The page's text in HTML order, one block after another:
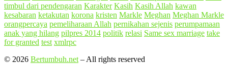
timbul dari pendengaran Karakter Kasih Kasih Allah kawan
kesabaran ketakutan korona kristen Markle Meghan Meghan Markle
orangpercaya pemeliharaan Allah pernikahan sejenis perumpamaan
anak yang hilang pilpres 2014 politik relasi Same sex marriage take
for granted test xmlrpc
© 2026 Bertumbuh.net – All rights reserved